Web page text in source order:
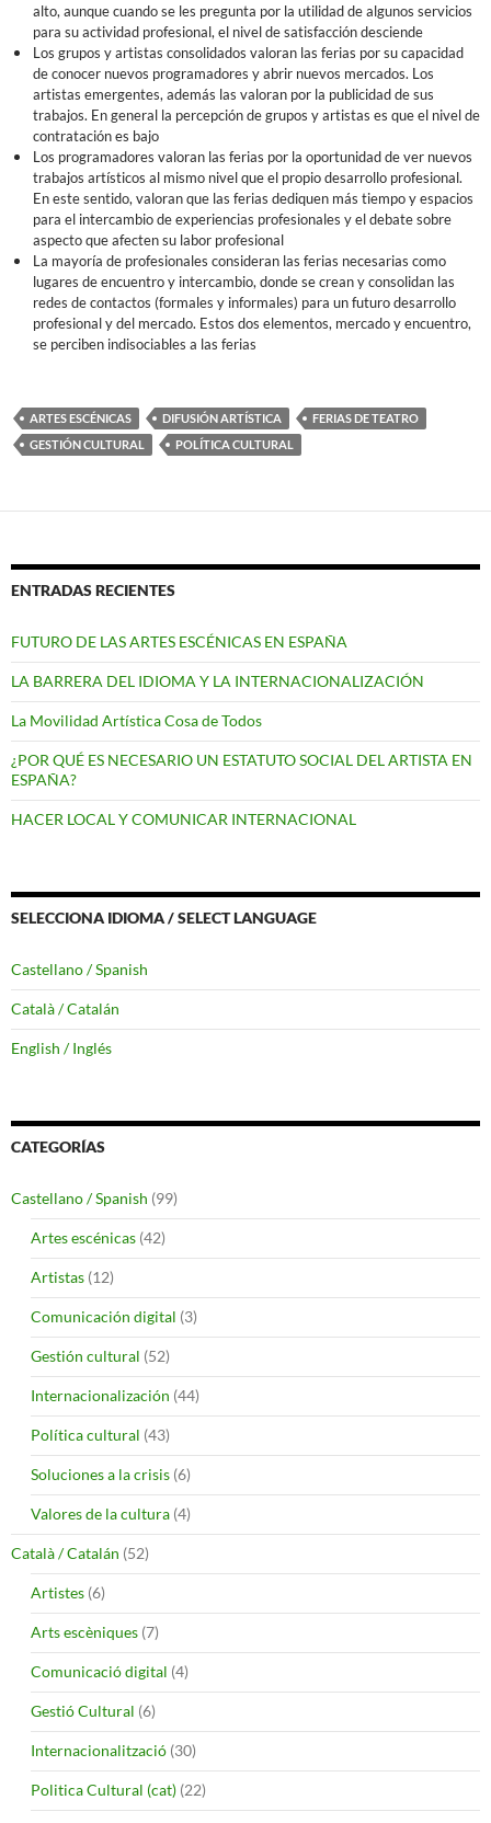
alto, aunque cuando se les pregunta por la utilidad de algunos servicios
para su actividad profesional, el nivel de satisfacción desciende
Los grupos y artistas consolidados valoran las ferias por su capacidad
de conocer nuevos programadores y abrir nuevos mercados. Los
artistas emergentes, además las valoran por la publicidad de sus
trabajos. En general la percepción de grupos y artistas es que el nivel de
contratación es bajo
Los programadores valoran las ferias por la oportunidad de ver nuevos
trabajos artísticos al mismo nivel que el propio desarrollo profesional.
En este sentido, valoran que las ferias dediquen más tiempo y espacios
para el intercambio de experiencias profesionales y el debate sobre
aspecto que afecten su labor profesional
La mayoría de profesionales consideran las ferias necesarias como
lugares de encuentro y intercambio, donde se crean y consolidan las
redes de contactos (formales y informales) para un futuro desarrollo
profesional y del mercado. Estos dos elementos, mercado y encuentro,
se perciben indisociables a las ferias
ARTES ESCÉNICAS DIFUSIÓN ARTÍSTICA
FERIAS DE TEATRO
GESTIÓN CULTURAL
POLÍTICA CULTURAL
ENTRADAS RECIENTES
FUTURO DE LAS ARTES ESCÉNICAS EN ESPAÑA
LA BARRERA DEL IDIOMA Y LA INTERNACIONALIZACIÓN
La Movilidad Artística Cosa de Todos
¿POR QUÉ ES NECESARIO UN ESTATUTO SOCIAL DEL ARTISTA EN
ESPAÑA?
HACER LOCAL Y COMUNICAR INTERNACIONAL
SELECCIONA IDIOMA / SELECT LANGUAGE
Castellano / Spanish
Català / Catalán
English / Inglés
CATEGORÍAS
Castellano / Spanish (99)
Artes escénicas (42)
Artistas (12)
Comunicación digital (3)
Gestión cultural (52)
Internacionalización (44)
Política cultural (43)
Soluciones a la crisis (6)
Valores de la cultura (4)
Català / Catalán (52)
Artistes (6)
Arts escèniques (7)
Comunicació digital (4)
Gestió Cultural (6)
Internacionalització (30)
Politica Cultural (cat) (22)